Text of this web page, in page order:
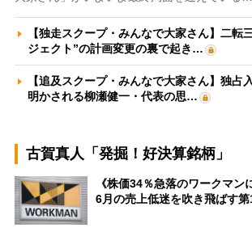
【独走スクープ・みんなで大家さん】二転
ジェクト”の計画変更の裏で起き…
【追及スクープ・みんなで大家さん】独占
明かされる柳瀬健一・代表の思…
古賀真人「発掘！好決算銘柄」
《株価34％急落のワークマン
6月の売上低迷を吹き飛ばす